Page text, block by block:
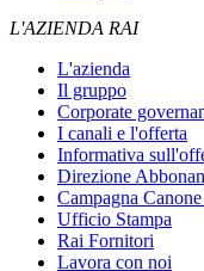
L'AZIENDA RAI
L'azienda
Il gruppo
Corporate
I canali e l'offerta
Informativa
Direzione
Campagna
Ufficio Stampa
Rai Fornitori
Lavora con noi